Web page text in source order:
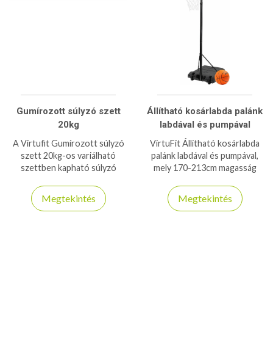
Gumírozott súlyzó szett
20kg
A Virtufit Gumírozott súlyzó
szett 20kg-os variálható
szettben kapható súlyzó
Megtekintés
Állítható kosárlabda palánk
labdával és pumpával
VirtuFit Állítható kosárlabda
palánk labdával és pumpával,
mely 170-213cm magasság
Megtekintés